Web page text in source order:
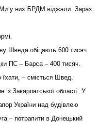
Ми у них БРДМ віджали. Зараз
Шведа обіцяють 600 тисяч
ПС – Барса – 400 тисяч.
– сміється Швед.
Закарпатської області. У
України над будівлею
– потрапити в Донецький